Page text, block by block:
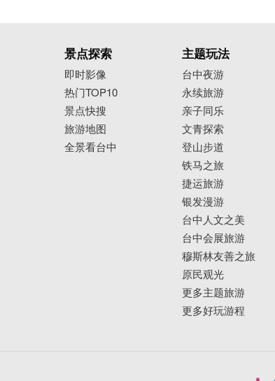
景点探索
即时影像
热门TOP10
景点快搜
旅游地图
全景看台中
主题玩法
台中夜游
永续旅游
亲子同乐
文青探索
登山步道
铁马之旅
捷运旅游
银发漫游
台中人文之美
台中会展旅游
穆斯林友善之旅
原民观光
更多主题旅游
更多好玩游程